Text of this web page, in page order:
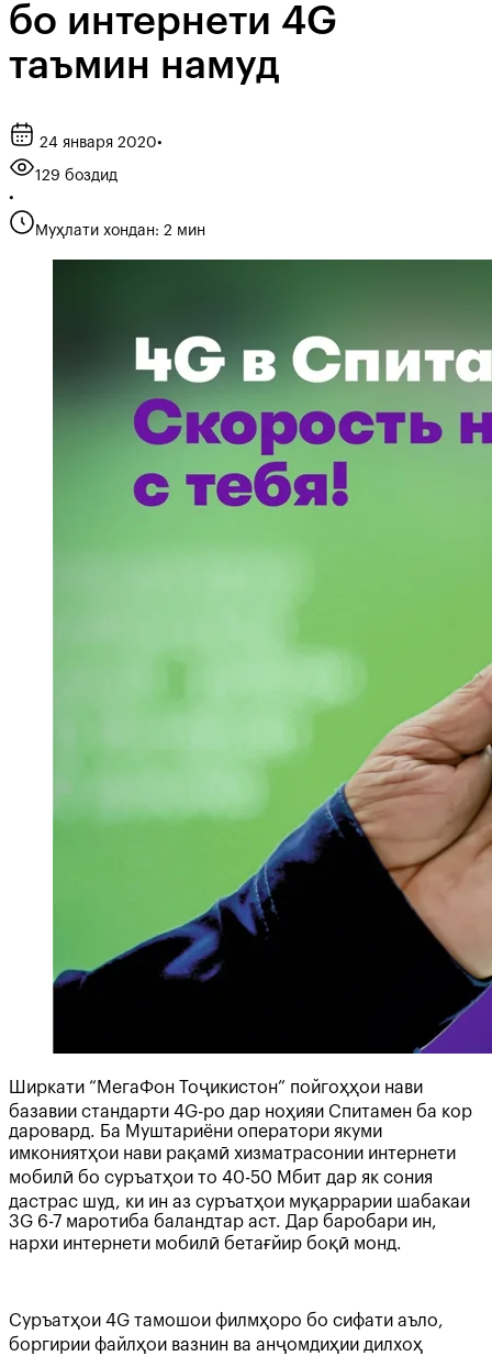
бо интернети 4G
таъмин намуд
24 января 2020•
129 боздид
•
Муҳлати хондан: 2 мин
Ширкати “МегаФон Тоҷикистон” пойгоҳҳои нави
базавии стандарти 4G-ро дар ноҳияи Спитамен ба кор
даровард. Ба Муштариёни оператори якуми
имкониятҳои нави рақамӣ хизматрасонии интернети
мобилӣ бо суръатҳои то 40-50 Мбит дар як сония
дастрас шуд, ки ин аз суръатҳои муқаррарии шабакаи
3G 6-7 маротиба баландтар аст. Дар баробари ин,
нархи интернети мобилӣ бетағйир боқӣ монд.
Суръатҳои 4G тамошои филмҳоро бо сифати аъло,
боргирии файлҳои вазнин ва анҷомдиҳии дилхоҳ